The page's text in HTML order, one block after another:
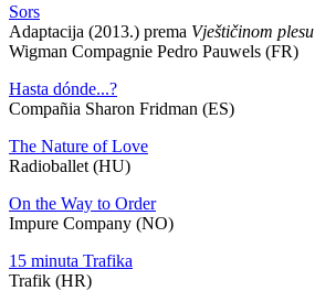
Sors
Adaptacija (2013.) prema Vještičinom plesu
Wigman Compagnie Pedro Pauwels (FR)
Hasta dónde...?
Compañia Sharon Fridman (ES)
The Nature of Love
Radioballet (HU)
On the Way to Order
Impure Company (NO)
15 minuta Trafika
Trafik (HR)